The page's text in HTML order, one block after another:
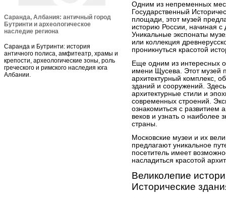
Саранда, Албания: античный город
Бутринти и археологическое
наследие региона
Саранда и Бутринти: история
античного полиса, амфитеатр, храмы и
крепости, археологические зоны, роль
греческого и римского наследия юга
Албании.
Одним из непременных
Государственный
площади, этот музей
историю России, начиная
Уникальные экспонаты
или коллекция
проникнуться красотой
Еще одним из интересных
имени Щусева. Этот музей
архитектурный комплекс,
зданий и сооружений.
архитектурные стили и
современных строений.
ознакомиться с развитием
веков и узнать о наиболее
страны.
Московские музеи и их
предлагают уникальное
посетитель имеет
насладиться красотой
Великолепие
Исторические